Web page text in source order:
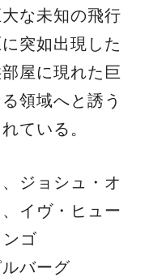
な未知の飛行
突如出現した
屋に現れた巨
領域へと誘う
ている。
ジョシュ・オ
イヴ・ヒュー
ゴ
バーグ